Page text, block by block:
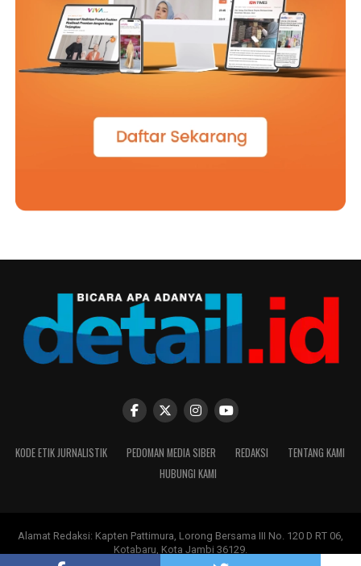
KODE ETIK JURNALISTIK PEDOMAN MEDIA SIBER REDAKSI
TENTANG KAMI
HUBUNGI KAMI
Alamat Redaksi: Kapten Pattimura, Lorong Bersama III No. 120 D RT 06,
Kotabaru, Kota Jambi 36129.
PT Moksha Multi Media